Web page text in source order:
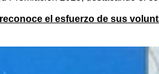
el esfuerzo de sus